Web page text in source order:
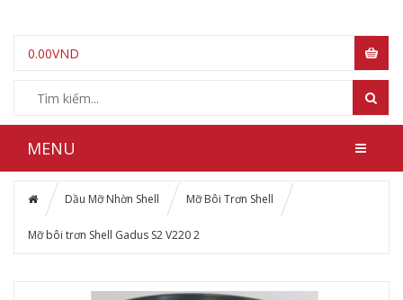
0.00VND
MENU
Dầu Mỡ Nhờn Shell Mỡ Bôi Trơn Shell
Mỡ bôi trơn Shell Gadus S2 V220 2